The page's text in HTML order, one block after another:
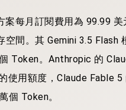
案每月訂閱費用為 99.99
間。其 Gemini 3.5 Flash
Token。Anthropic 的
使用額度，Claude Fable
個 Token。